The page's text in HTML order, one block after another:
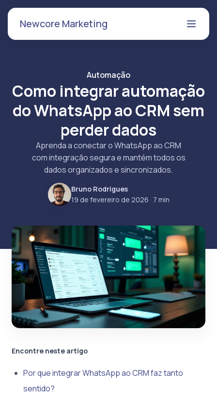
Newcore Marketing
Automação
Como integrar automação
do WhatsApp ao CRM sem
perder dados
Aprenda a conectar o WhatsApp ao CRM
com integração segura e mantém todos os
dados organizados e sincronizados.
Bruno Rodrigues
19 de fevereiro de 2026 · 7 min
Encontre neste artigo
Por que integrar WhatsApp ao CRM faz tanto
sentido?